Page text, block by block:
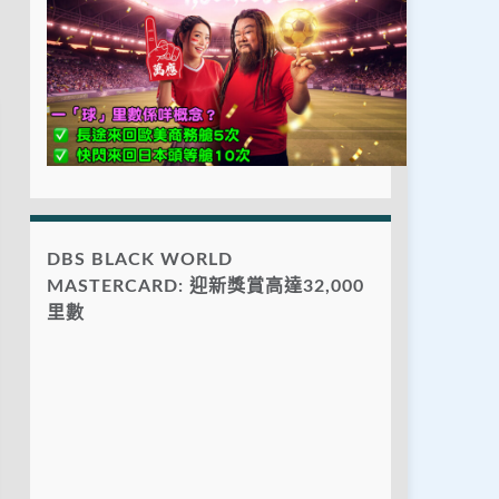
DBS BLACK WORLD
MASTERCARD: 迎新獎賞高達32,000
里數